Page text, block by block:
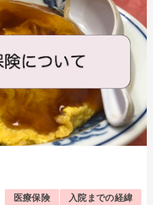
医療保険 入院までの経緯